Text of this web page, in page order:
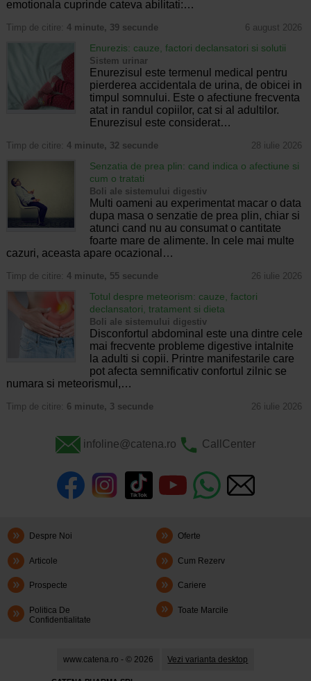
emotionala cuprinde cateva abilitati:…
Timp de citire: 4 minute, 39 secunde 6 august 2026
Enurezis: cauze, factori declansatori si solutii
Sistem urinar
Enurezisul este termenul medical pentru
pierderea accidentala de urina, de obicei in
timpul somnului. Este o afectiune frecventa
atat in randul copiilor, cat si al adultilor.
Enurezisul este considerat…
Timp de citire: 4 minute, 32 secunde 28 iulie 2026
Senzatia de prea plin: cand indica o afectiune si
cum o tratati
Boli ale sistemului digestiv
Multi oameni au experimentat macar o data
dupa masa o senzatie de prea plin, chiar si
atunci cand nu au consumat o cantitate
foarte mare de alimente. In cele mai multe
cazuri, aceasta apare ocazional…
Timp de citire: 4 minute, 55 secunde 26 iulie 2026
Totul despre meteorism: cauze, factori
declansatori, tratament si dieta
Boli ale sistemului digestiv
Disconfortul abdominal este una dintre cele
mai frecvente probleme digestive intalnite
la adulti si copii. Printre manifestarile care
pot afecta semnificativ confortul zilnic se
numara si meteorismul,…
Timp de citire: 6 minute, 3 secunde 26 iulie 2026
infoline@catena.ro CallCenter
Despre Noi Oferte
Articole Cum Rezerv
Prospecte Cariere
Politica De
Confidentialitate
Toate Marcile
www.catena.ro - © 2026 Vezi varianta desktop